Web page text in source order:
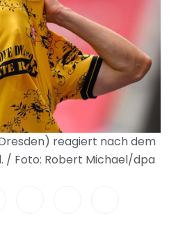
reagiert nach dem
/ Foto: Robert Michael/dpa